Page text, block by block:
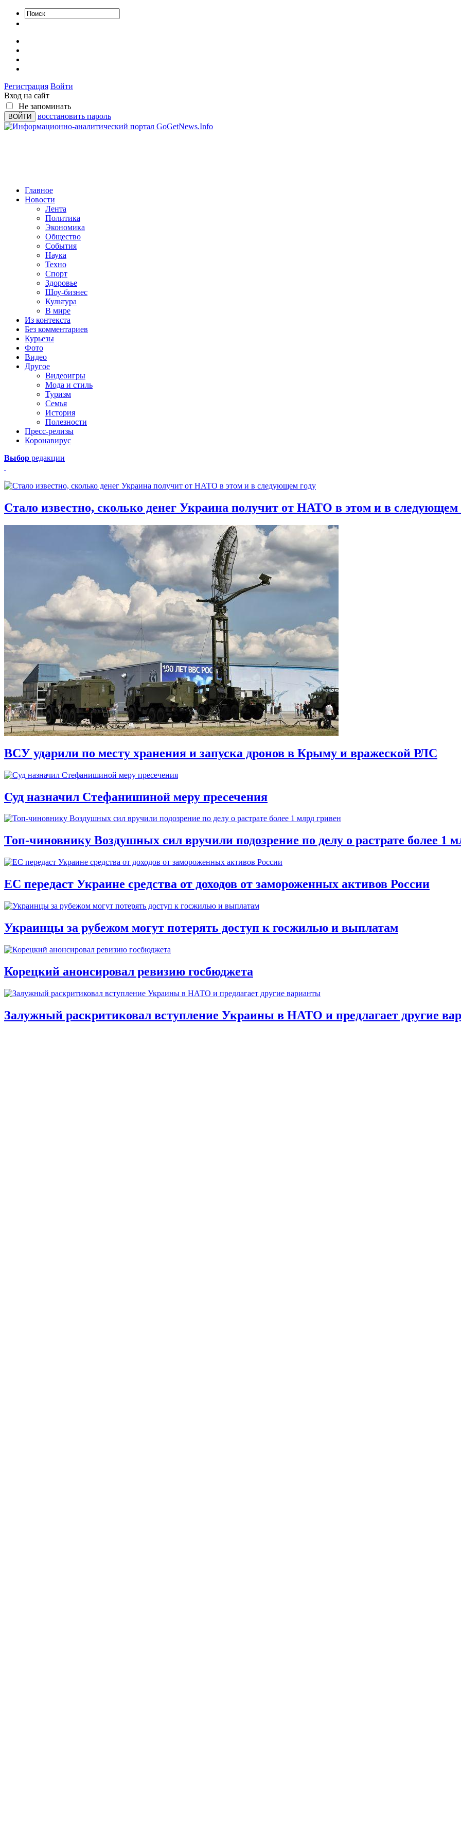
Регистрация Войти
Вход на сайт
Не запоминать
восстановить пароль
Главное
Новости
Лента
Политика
Экономика
Общество
События
Наука
Техно
Спорт
Здоровье
Шоу-бизнес
Культура
В мире
Из контекста
Без комментариев
Курьезы
Фото
Видео
Другое
Видеоигры
Мода и стиль
Туризм
Семья
История
Полезности
Пресс-релизы
Коронавирус
Выбор редакции
Стало известно, сколько денег Украина получит от НАТО в этом и в следующем
ВСУ ударили по месту хранения и запуска дронов в Крыму и вражеской РЛС
Суд назначил Стефанишиной меру пресечения
Топ-чиновнику Воздушных сил вручили подозрение по делу о растрате более 1
ЕС передаст Украине средства от доходов от замороженных активов России
Украинцы за рубежом могут потерять доступ к госжилью и выплатам
Корецкий анонсировал ревизию госбюджета
Залужный раскритиковал вступление Украины в НАТО и предлагает другие